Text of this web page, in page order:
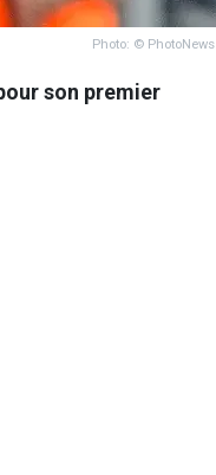
Photo: © PhotoNews
son premier